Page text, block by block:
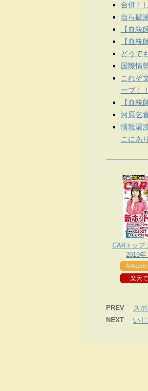
合併！
自ら破
【血統
【血統
どうで
国際情
これぞ
ーブ！！
【血統
河原乞
情報漏
こにあ
CARトップ
2019年
楽天
PREV ス
NEXT い